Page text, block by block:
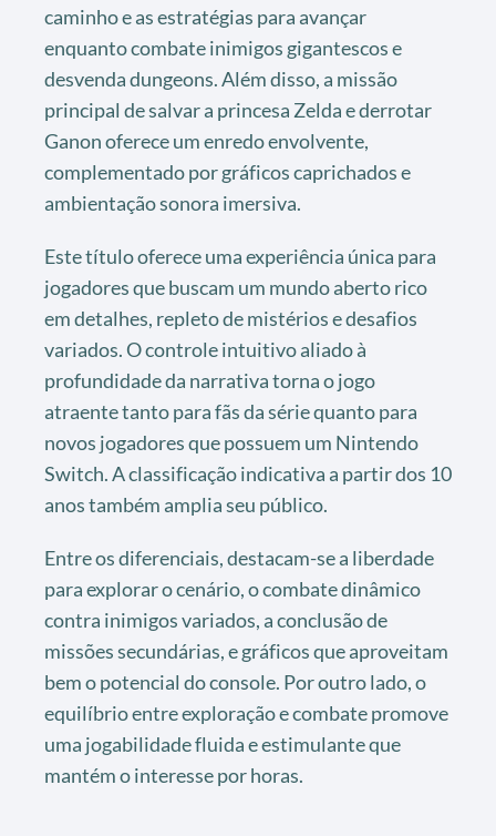
caminho e as estratégias para avançar
enquanto combate inimigos gigantescos e
desvenda dungeons. Além disso, a missão
principal de salvar a princesa Zelda e derrotar
Ganon oferece um enredo envolvente,
complementado por gráficos caprichados e
ambientação sonora imersiva.
Este título oferece uma experiência única para
jogadores que buscam um mundo aberto rico
em detalhes, repleto de mistérios e desafios
variados. O controle intuitivo aliado à
profundidade da narrativa torna o jogo
atraente tanto para fãs da série quanto para
novos jogadores que possuem um Nintendo
Switch. A classificação indicativa a partir dos 10
anos também amplia seu público.
Entre os diferenciais, destacam-se a liberdade
para explorar o cenário, o combate dinâmico
contra inimigos variados, a conclusão de
missões secundárias, e gráficos que aproveitam
bem o potencial do console. Por outro lado, o
equilíbrio entre exploração e combate promove
uma jogabilidade fluida e estimulante que
mantém o interesse por horas.